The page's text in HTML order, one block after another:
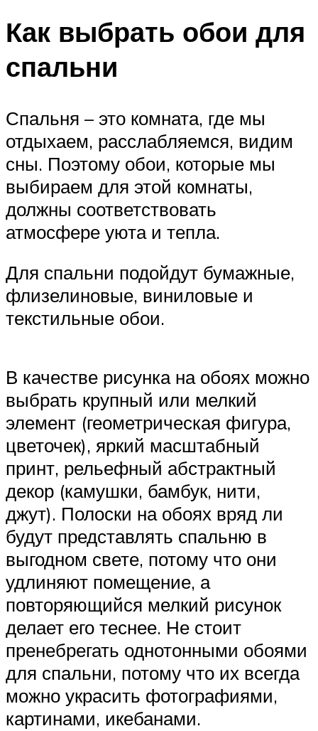
Как выбрать обои для
спальни
Спальня – это комната, где мы
отдыхаем, расслабляемся, видим
сны. Поэтому обои, которые мы
выбираем для этой комнаты,
должны соответствовать
атмосфере уюта и тепла.
Для спальни подойдут бумажные,
флизелиновые, виниловые и
текстильные обои.
В качестве рисунка на обоях можно
выбрать крупный или мелкий
элемент (геометрическая фигура,
цветочек), яркий масштабный
принт, рельефный абстрактный
декор (камушки, бамбук, нити,
джут). Полоски на обоях вряд ли
будут представлять спальню в
выгодном свете, потому что они
удлиняют помещение, а
повторяющийся мелкий рисунок
делает его теснее. Не стоит
пренебрегать однотонными обоями
для спальни, потому что их всегда
можно украсить фотографиями,
картинами, икебанами.